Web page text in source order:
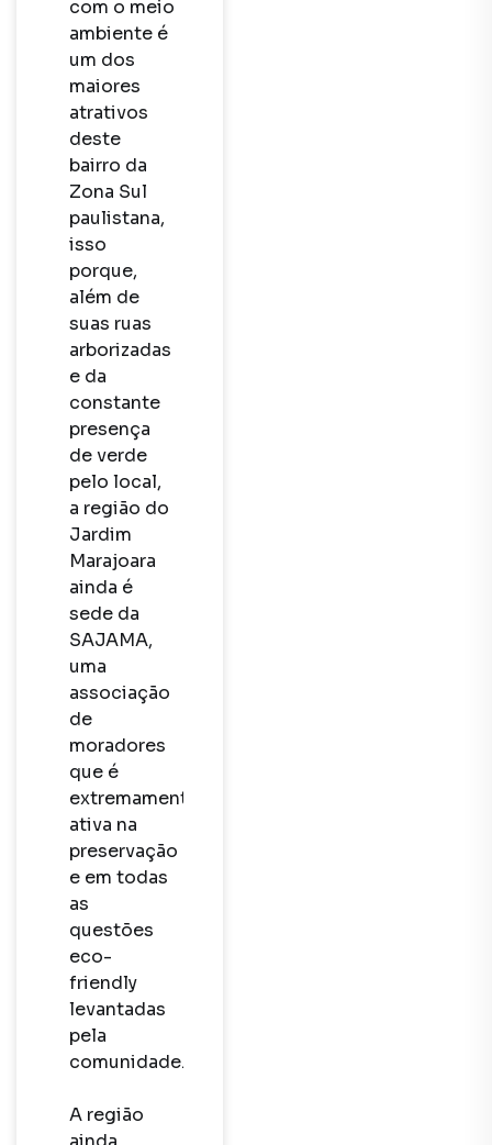
com o meio
ambiente é
um dos
maiores
atrativos
deste
bairro da
Zona Sul
paulistana,
isso
porque,
além de
suas ruas
arborizadas
e da
constante
presença
de verde
pelo local,
a região do
Jardim
Marajoara
ainda é
sede da
SAJAMA,
uma
associação
de
moradores
que é
extremamente
ativa na
preservação
e em todas
as
questões
eco-
friendly
levantadas
pela
comunidade.
A região